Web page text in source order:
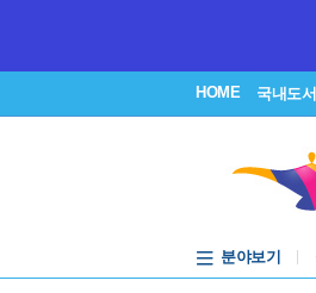
HOME 국내도서
분야보기